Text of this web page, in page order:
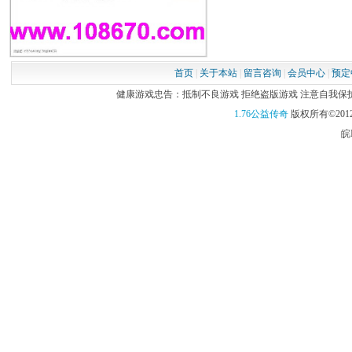
首页| 关于本站| 留言咨询 会员中心| 预
健康游戏忠告：抵制不良游戏 拒绝盗版游戏 注意自我保
1.76公益传奇版权所有
皖